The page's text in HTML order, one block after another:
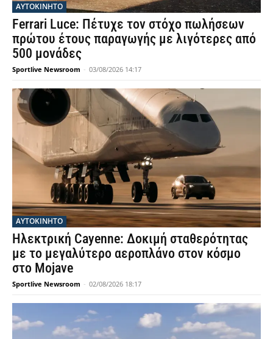
ΑΥΤΟΚΙΝΗΤΟ
Ferrari Luce: Πέτυχε τον στόχο πωλήσεων
πρώτου έτους παραγωγής με λιγότερες από
500 μονάδες
Sportlive Newsroom - 03/08/2026 14:17
ΑΥΤΟΚΙΝΗΤΟ
Ηλεκτρική Cayenne: Δοκιμή σταθερότητας
με το μεγαλύτερο αεροπλάνο στον κόσμο
στο Mojave
Sportlive Newsroom - 02/08/2026 18:17